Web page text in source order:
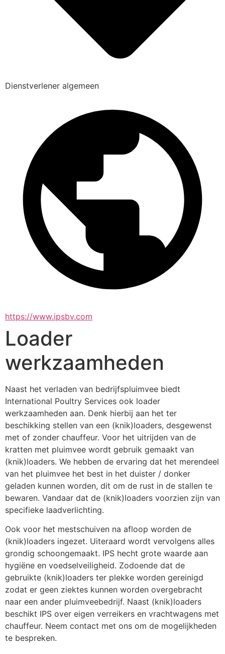
Dienstverlener algemeen
https://www.ipsbv.com
Loader
werkzaamheden
Naast het verladen van bedrijfspluimvee biedt
International Poultry Services ook loader
werkzaamheden aan. Denk hierbij aan het ter
beschikking stellen van een (knik)loaders, desgewenst
met of zonder chauffeur. Voor het uitrijden van de
kratten met pluimvee wordt gebruik gemaakt van
(knik)loaders. We hebben de ervaring dat het merendeel
van het pluimvee het best in het duister / donker
geladen kunnen worden, dit om de rust in de stallen te
bewaren. Vandaar dat de (knik)loaders voorzien zijn van
specifieke laadverlichting.
Ook voor het mestschuiven na afloop worden de
(knik)loaders ingezet. Uiteraard wordt vervolgens alles
grondig schoongemaakt. IPS hecht grote waarde aan
hygiëne en voedselveiligheid. Zodoende dat de
gebruikte (knik)loaders ter plekke worden gereinigd
zodat er geen ziektes kunnen worden overgebracht
naar een ander pluimveebedrijf. Naast (knik)loaders
beschikt IPS over eigen verreikers en vrachtwagens met
chauffeur. Neem contact met ons om de mogelijkheden
te bespreken.